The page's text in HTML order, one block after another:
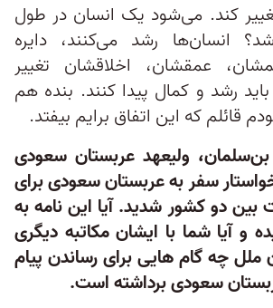
کند. می‌شود یک انسان در طول
انسان‌ها رشد می‌کنند، دایره
عمقشان، اخلاقشان تغییر
رشد و کمال پیدا کنند. بنده هم
قائلم که این اتفاق برایم بیفتد.
ولیعهد عربستان سعودی
سفر به عربستان سعودی برای
دو کشور شدید. آیا این نامه به
و آیا شما با ایشان مکاتبه دیگری
ملل چه گام هایی برای رساندن پیام
سعودی برداشته است.